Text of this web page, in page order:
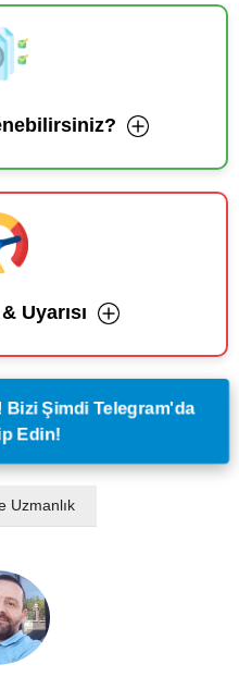
Uyarısı
Bizi Şimdi Telegram'da
Edin!
Uzmanlık